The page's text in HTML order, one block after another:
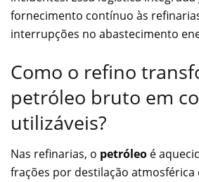
fornecimento contínuo às
interrupções no abastecimento
Como o refino
petróleo bruto em
utilizáveis?
Nas refinarias, o petróleo é
frações por destilação atmosférica